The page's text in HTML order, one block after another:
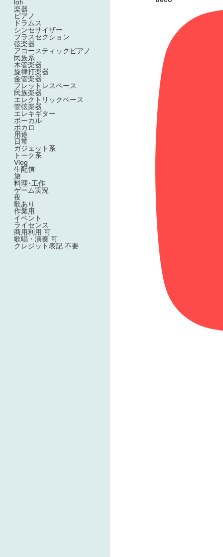
lofi
楽器
ピアノ
ドラムス
シンセサイザー
ブラスセクション
弦楽器
アコースティックピアノ
民族系
木管楽器
旋律打楽器
金管楽器
フレットレスベース
民族楽器
エレクトリックベース
管弦楽器
エレキギター
ボーカル
ボカロ
用途
日常
ガジェット系
トーク系
Vlog
生配信
旅
料理･工作
ゲーム実況
夜
歌あり
作業用
イベント
ライセンス
商用利用 可
歌唱・演奏 可
クレジット表記 不要